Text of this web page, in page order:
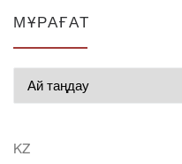
МҰРАҒАТ
KZ